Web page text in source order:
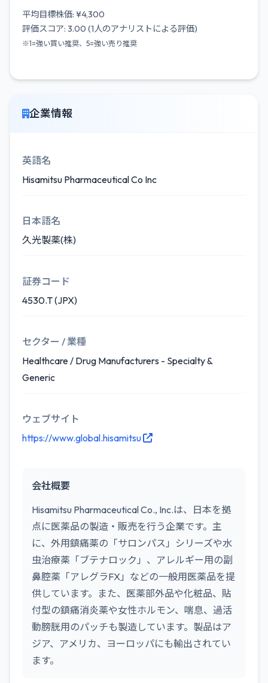
平均目標株価: ¥4,300
評価スコア: 3.00 (1人のアナリストによる評価)
※1=強い買い推奨、5=強い売り推奨
企業情報
英語名
Hisamitsu Pharmaceutical Co Inc
日本語名
久光製薬(株)
証券コード
4530.T (JPX)
セクター / 業種
Healthcare / Drug Manufacturers - Specialty &
Generic
ウェブサイト
https://www.global.hisamitsu
会社概要
Hisamitsu Pharmaceutical Co., Inc.は、日本を拠
点に医薬品の製造・販売を行う企業です。主
に、外用鎮痛薬の「サロンパス」シリーズや水
虫治療薬「ブテナロック」、アレルギー用の副
鼻腔薬「アレグラFX」などの一般用医薬品を提
供しています。また、医薬部外品や化粧品、貼
付型の鎮痛消炎薬や女性ホルモン、喘息、過活
動膀胱用のパッチも製造しています。製品はア
ジア、アメリカ、ヨーロッパにも輸出されてい
ます。